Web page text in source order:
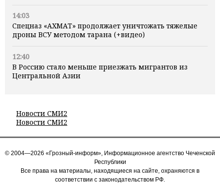
14:03
Спецназ «АХМАТ» продолжает уничтожать тяжелые
дроны ВСУ методом тарана (+видео)
12:40
В Россию стало меньше приезжать мигрантов из
Центральной Азии
Новости СМИ2
Новости СМИ2
© 2004—2026 «Грозный-информ», Информационное агентство Чеченской
Республики
Все права на материалы, находящиеся на сайте, охраняются в
соответствии с законодательством РФ.